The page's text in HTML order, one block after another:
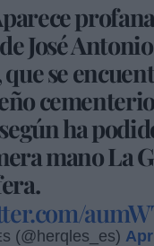
José
se
ha
mano La
(@herqles_es)